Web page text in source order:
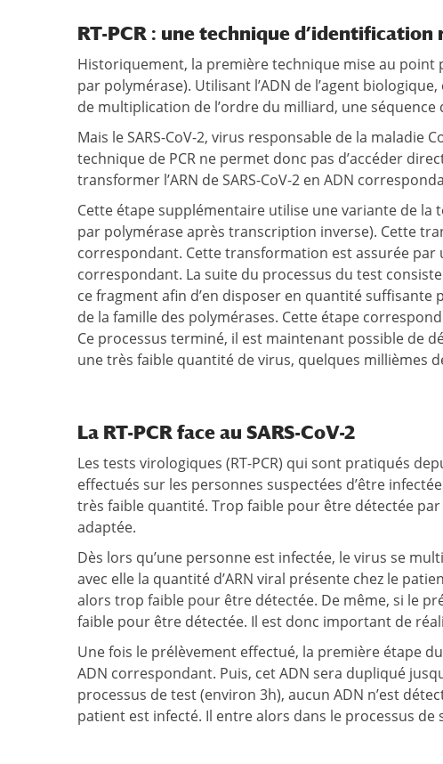
RT-PCR : une technique d’identification
Historiquement, la première technique mise au point
par polymérase). Utilisant l’ADN de l’agent
de multiplication de l’ordre du milliard, une séquence
Mais le SARS-CoV-2, virus responsable de la maladie
technique de PCR ne permet donc pas d’accéder
transformer l’ARN de SARS-CoV-2 en ADN
Cette étape supplémentaire utilise une variante de la
par polymérase après transcription inverse). Cette
correspondant. Cette transformation est assurée par
correspondant. La suite du processus du test
ce fragment afin d’en disposer en quantité
de la famille des polymérases. Cette étape
Ce processus terminé, il est maintenant possible de
une très faible quantité de virus, quelques millièmes
La RT-PCR face au SARS-CoV-2
Les tests virologiques (RT-PCR) qui sont pratiqués
effectués sur les personnes suspectées d’être
très faible quantité. Trop faible pour être détectée par
adaptée.
Dès lors qu’une personne est infectée, le virus se
avec elle la quantité d’ARN viral présente chez le
alors trop faible pour être détectée. De même, si le
faible pour être détectée. Il est donc important de
Une fois le prélèvement effectué, la première étape
ADN correspondant. Puis, cet ADN sera dupliqué
processus de test (environ 3h), aucun ADN n’est
patient est infecté. Il entre alors dans le processus